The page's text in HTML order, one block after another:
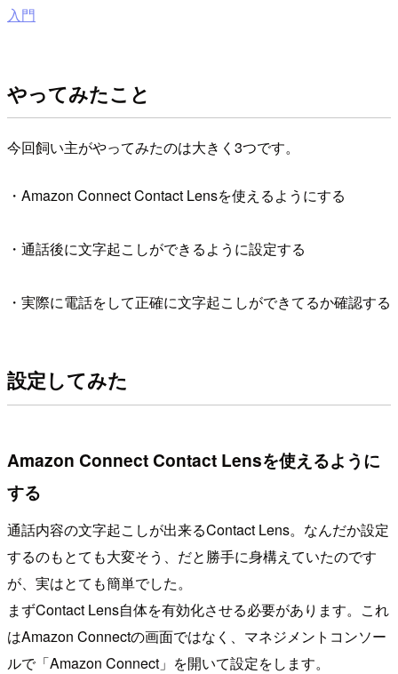
入門
やってみたこと
今回飼い主がやってみたのは大きく3つです。
・Amazon Connect Contact Lensを使えるようにする
・通話後に文字起こしができるように設定する
・実際に電話をして正確に文字起こしができてるか確認する
設定してみた
Amazon Connect Contact Lensを使えるように
する
通話内容の文字起こしが出来るContact Lens。なんだか設定
するのもとても大変そう、だと勝手に身構えていたのです
が、実はとても簡単でした。
まずContact Lens自体を有効化させる必要があります。これ
はAmazon Connectの画面ではなく、マネジメントコンソー
ルで「Amazon Connect」を開いて設定をします。